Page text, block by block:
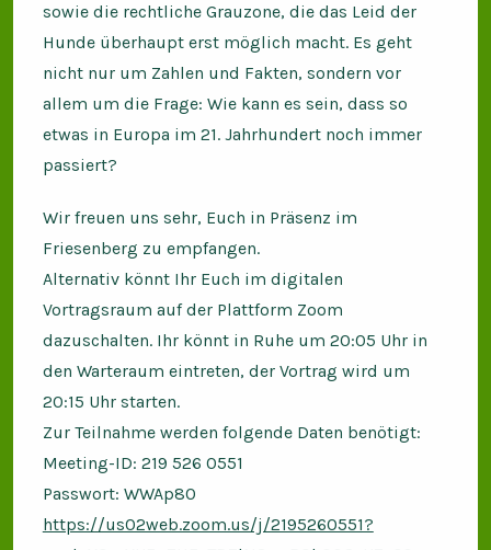
sowie die rechtliche Grauzone, die das Leid der
Hunde überhaupt erst möglich macht. Es geht
nicht nur um Zahlen und Fakten, sondern vor
allem um die Frage: Wie kann es sein, dass so
etwas in Europa im 21. Jahrhundert noch immer
passiert?
Wir freuen uns sehr, Euch in Präsenz im
Friesenberg zu empfangen.
Alternativ könnt Ihr Euch im digitalen
Vortragsraum auf der Plattform Zoom
dazuschalten. Ihr könnt in Ruhe um 20:05 Uhr in
den Warteraum eintreten, der Vortrag wird um
20:15 Uhr starten.
Zur Teilnahme werden folgende Daten benötigt:
Meeting-ID: 219 526 0551
Passwort: WWAp80
https://us02web.zoom.us/j/2195260551?